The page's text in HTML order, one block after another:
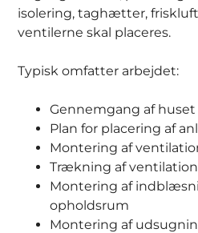
isolering, taghætter,
ventilerne skal placeres.
Typisk omfatter arbejdet:
Gennemgang af
Plan for placering af
Montering af
Trækning af
Montering af
opholdsrum
Montering af